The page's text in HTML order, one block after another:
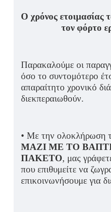
Ο χρόνος ετοιμασίας
τον φόρτο
Παρακαλούμε οι
όσο το συντομότερο
απαραίτητο χρονικό
διεκπεραιωθούν.
• Με την ολοκλήρωση
ΜΑΖΙ ΜΕ ΤΟ
ΠΑΚΕΤΟ, μας
που επιθυμείτε να
επικοινωνήσουμε για